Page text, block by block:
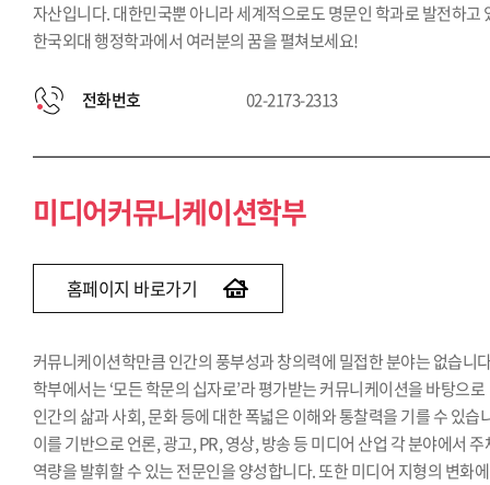
자산입니다. 대한민국뿐 아니라 세계적으로도 명문인 학과로 발전하고
한국외대 행정학과에서 여러분의 꿈을 펼쳐보세요!
전화번호 02-2173-2313
미디어커뮤니케이션학부
홈페이지 바로가기
커뮤니케이션학만큼 인간의 풍부성과 창의력에 밀접한 분야는 없습니
학부에서는 ‘모든 학문의 십자로’라 평가받는 커뮤니케이션을 바탕으로
인간의 삶과 사회, 문화 등에 대한 폭넓은 이해와 통찰력을 기를 수 있습
이를 기반으로 언론, 광고, PR, 영상, 방송 등 미디어 산업 각 분야에서
역량을 발휘할 수 있는 전문인을 양성합니다. 또한 미디어 지형의 변화에